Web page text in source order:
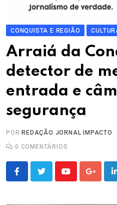
CONQUISTA E REGIÃO
Arraiá da
detector de
entrada e
segurança
POR REDAÇÃO JORNAL IMPACTO
0 COMENTÁRIOS
Youtube